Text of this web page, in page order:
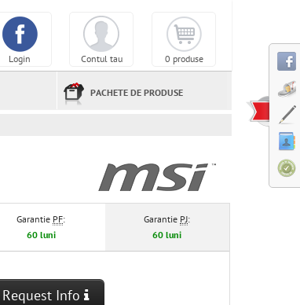
0 produse
Contul tau
Login
PACHETE DE PRODUSE
Garantie PF:
60 luni
Garantie PJ:
60 luni
Request Info